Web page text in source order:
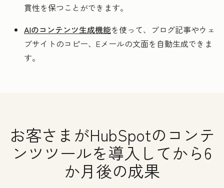
貫性を保つことができます。
AIのコンテンツ生成機能を使って、ブログ記事やウェ
ブサイトのコピー、Eメールの文面を自動生成できま
す。
お客さまがHubSpotのコンテ
ンツツールを導入してから6
か月後の成果